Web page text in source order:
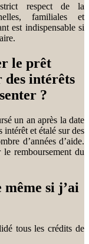
respect de la
familiales et
est indispensable si
le prêt
intérêts
?
un an après la date
et étalé sur des
d’années d’aide.
le remboursement du
si j’ai
tous les crédits de